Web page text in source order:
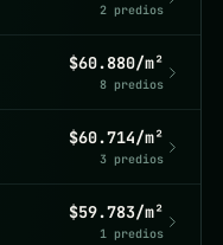
2 predios
$60.880/m²
8 predios
$60.714/m²
3 predios
$59.783/m²
1 predios